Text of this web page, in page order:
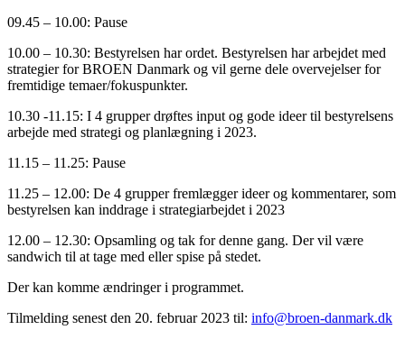
09.45 – 10.00: Pause
10.00 – 10.30: Bestyrelsen har ordet. Bestyrelsen har arbejdet med
strategier for BROEN Danmark og vil gerne dele overvejelser for
fremtidige temaer/fokuspunkter.
10.30 -11.15: I 4 grupper drøftes input og gode ideer til bestyrelsens
arbejde med strategi og planlægning i 2023.
11.15 – 11.25: Pause
11.25 – 12.00: De 4 grupper fremlægger ideer og kommentarer, som
bestyrelsen kan inddrage i strategiarbejdet i 2023
12.00 – 12.30: Opsamling og tak for denne gang. Der vil være
sandwich til at tage med eller spise på stedet.
Der kan komme ændringer i programmet.
Tilmelding senest den 20. februar 2023 til: info@broen-danmark.dk